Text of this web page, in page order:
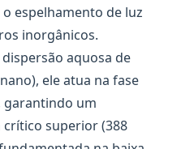
espelhamento de luz
inorgânicos.
aquosa de
ele atua na fase
garantindo um
superior (388